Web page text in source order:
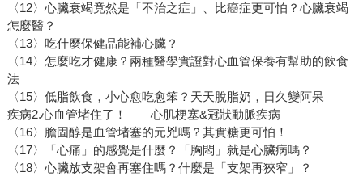
〈12〉心臟衰竭竟然是「不治之症」、比癌症更可怕？心臟衰竭
怎麼醫？
〈13〉吃什麼保健品能補心臟？
〈14〉怎麼吃才健康？兩種醫學實證對心血管保養有幫助的飲食
法
〈15〉低脂飲食，小心愈吃愈笨？天天脫脂奶，日久變阿呆
疾病2.心血管堵住了！——心肌梗塞&冠狀動脈疾病
〈16〉膽固醇是血管堵塞的元兇嗎？其實糖更可怕！
〈17〉「心痛」的感覺是什麼？「胸悶」就是心臟病嗎？
〈18〉心臟放支架會再塞住嗎？什麼是「支架再狹窄」？